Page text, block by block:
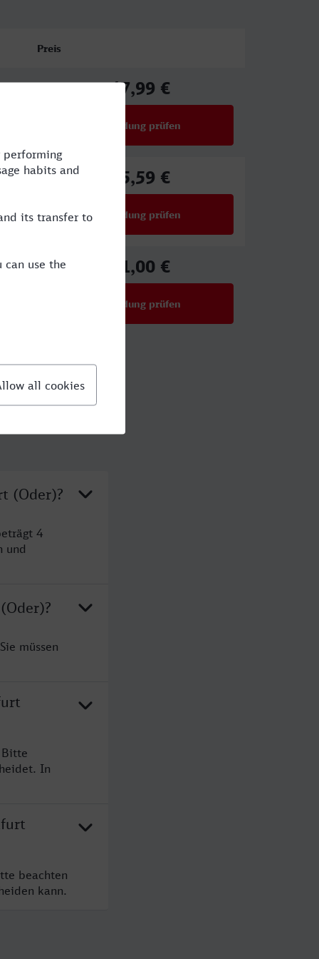
Preis
47,99 €
Verbindung prüfen
65,59 €
Verbindung prüfen
51,00 €
Verbindung prüfen
(Oder)?
4
und
müssen
In
beachten
kann.